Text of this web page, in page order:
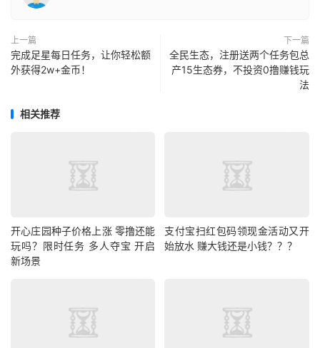
上一篇
完成足星每日任务，让你轻松额
外获得2w+金币！
下一篇
全民生态，注册送两个任务包总
产15生态券，不投资0撸赚钱玩
法
相关推荐
开心庄园种子价格上涨 零撸还能
玩吗？限时任务 多人夺宝 开启
新场景
支付宝扫红包码领现金活动又开
始放水 赚大钱还是小钱？？？